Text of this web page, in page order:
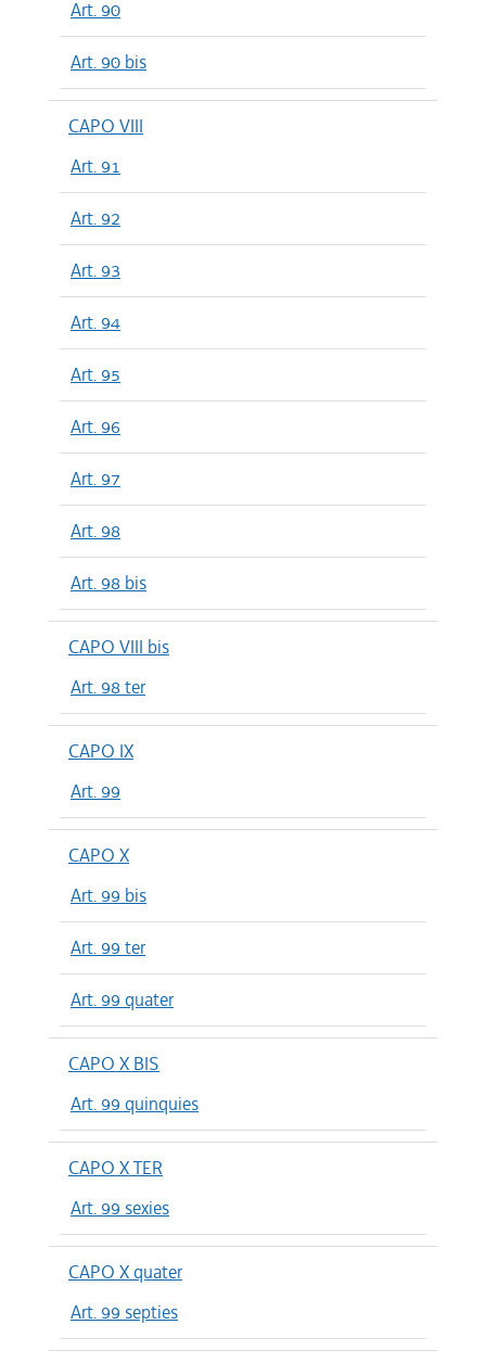
Art. 90
Art. 90 bis
CAPO VIII
Art. 91
Art. 92
Art. 93
Art. 94
Art. 95
Art. 96
Art. 97
Art. 98
Art. 98 bis
CAPO VIII bis
Art. 98 ter
CAPO IX
Art. 99
CAPO X
Art. 99 bis
Art. 99 ter
Art. 99 quater
CAPO X BIS
Art. 99 quinquies
CAPO X TER
Art. 99 sexies
CAPO X quater
Art. 99 septies